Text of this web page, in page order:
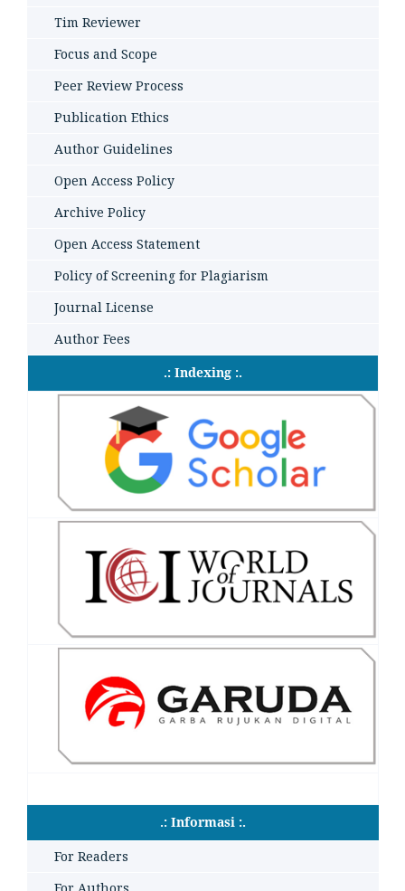
Tim Reviewer
Focus and Scope
Peer Review Process
Publication Ethics
Author Guidelines
Open Access Policy
Archive Policy
Open Access Statement
Policy of Screening for Plagiarism
Journal License
Author Fees
.: Indexing :.
.: Informasi :.
For Readers